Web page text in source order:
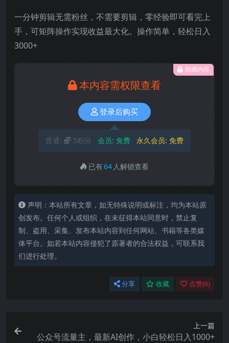
一分钟剪辑无需粉丝，不需要剪辑，零经验即可看完上
手，可矩阵操作实现收益最大化。操作简单，轻松日入
3000+
隐藏内容
本内容需权限查看
登录后购买
普通: 5积分 会员: 免费 永久会员: 免费
已有64 人解锁查看
声明：本站所有文章，如无特殊说明或标注，均为本站原
创发布。任何个人或组织，在未征得本站同意时，禁止复
制、盗用、采集、发布本站内容到任何网站、书籍等各类媒
体平台。如若本站内容侵犯了原著者的合法权益，可联系我
们进行处理。
分享 收藏 点赞(0)
上一篇
公众号流量主，最新AI创作，小白轻松日入1000+